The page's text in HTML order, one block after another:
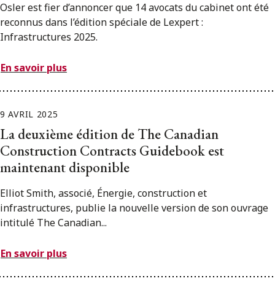
Osler est fier d’annoncer que 14 avocats du cabinet ont été
reconnus dans l’édition spéciale de Lexpert :
Infrastructures 2025.
En savoir plus
9 AVRIL 2025
La deuxième édition de The Canadian
Construction Contracts Guidebook est
maintenant disponible
Elliot Smith, associé, Énergie, construction et
infrastructures, publie la nouvelle version de son ouvrage
intitulé The Canadian...
En savoir plus